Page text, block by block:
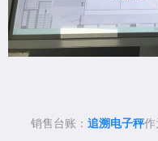
销售台账： 追溯电子秤作